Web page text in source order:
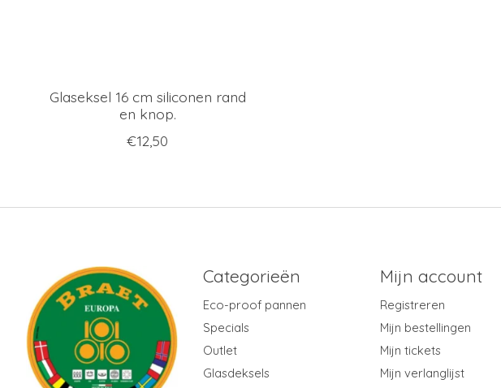
Glaseksel 16 cm siliconen rand
en knop.
€12,50
Categorieën
Eco-proof pannen
Specials
Outlet
Glasdeksels
Mijn account
Registreren
Mijn bestellingen
Mijn tickets
Mijn verlanglijst